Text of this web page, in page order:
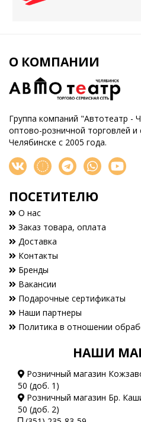
О КОМПАНИИ
Группа компаний "Автотеатр -
оптово-розничной торговлей и
Челябинске с 2005 года.
ПОСЕТИТЕЛЮ
О нас
Заказ товара, оплата
Доставка
Контакты
Бренды
Вакансии
Подарочные сертификаты
Наши партнеры
Политика в отношении
НАШИ
Розничный магазин
50 (доб. 1)
Розничный магазин Бр.
50 (доб. 2)